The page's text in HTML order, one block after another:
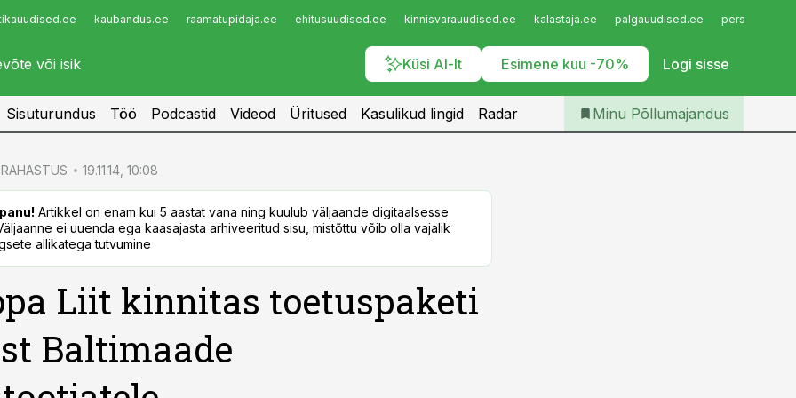
kaubandus.ee raamatupidaja.ee ehitusuudised.ee kinnisvarauudised.ee kalastaja.ee palgauudised.ee
Küsi AI-lt Esimene kuu -70% Logi sisse
Infopank
Iseteenindus
Telli Põllumajandus
Sisuturundus Töö Podcastid Videod Üritused Kasulikud lingid Radar Minu Põllumajandus
19.11.14, 10:08
Artikkel on enam kui 5 aastat vana ning kuulub väljaande digitaalsesse
ei uuenda ega kaasajasta arhiveeritud sisu, mistõttu võib olla vajalik
allikatega tutvumine
Liit kinnitas toetuspaketi
Baltimaade